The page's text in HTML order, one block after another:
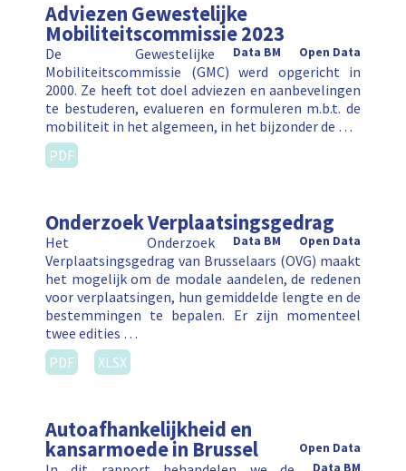
Adviezen Gewestelijke
Mobiliteitscommissie 2023
Open Data
Data BM
De Gewestelijke
Mobiliteitscommissie (GMC) werd opgericht in
2000. Ze heeft tot doel adviezen en aanbevelingen
te bestuderen, evalueren en formuleren m.b.t. de
mobiliteit in het algemeen, in het bijzonder de …
PDF
Onderzoek Verplaatsingsgedrag
Open Data
Data BM
Het Onderzoek
Verplaatsingsgedrag van Brusselaars (OVG) maakt
het mogelijk om de modale aandelen, de redenen
voor verplaatsingen, hun gemiddelde lengte en de
bestemmingen te bepalen. Er zijn momenteel
twee edities …
PDF
XLSX
Autoafhankelijkheid en
kansarmoede in Brussel
Open Data